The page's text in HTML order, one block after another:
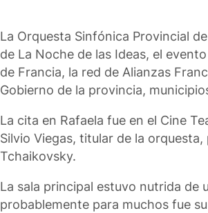
La Orquesta Sinfónica Provincial
de La Noche de las Ideas, el
de Francia, la red de Alianzas
Gobierno de la provincia,
La cita en Rafaela fue en el Cine
Silvio Viegas, titular de la
Tchaikovsky.
La sala principal estuvo nutrida de
probablemente para muchos fue